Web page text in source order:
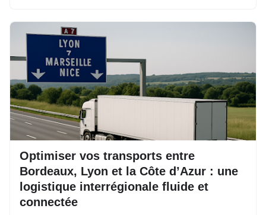
Optimiser vos transports entre
Bordeaux, Lyon et la Côte d’Azur : une
logistique interrégionale fluide et
connectée